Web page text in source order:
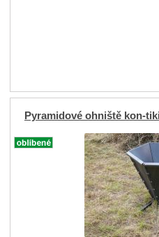
Pyramidové ohniště kon-